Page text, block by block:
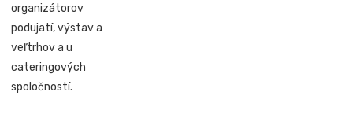
organizátorov
podujatí, výstav a
veľtrhov a u
cateringových
spoločností.